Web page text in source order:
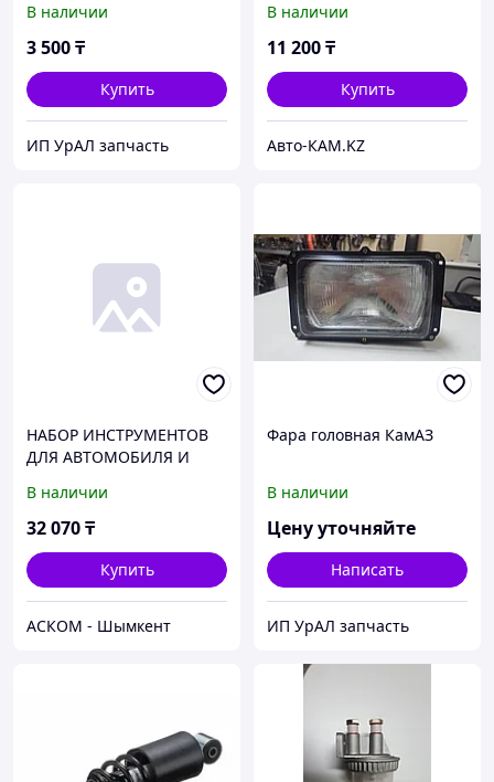
В наличии
3 500₸
Купить
ИП УрАЛ запчасть
В наличии
11 200₸
Купить
Авто-КАМ.KZ
НАБОР ИНСТРУМЕНТОВ
ДЛЯ АВТОМОБИЛЯ И
ПРЕДМЕТОВ PRO
БЕЛАВТОКОМПЛЕКТ
В наличии
32 070₸
Купить
АСКОМ - Шымкент
Фара головная КамАЗ
В наличии
Цену уточняйте
Написать
ИП УрАЛ запчасть